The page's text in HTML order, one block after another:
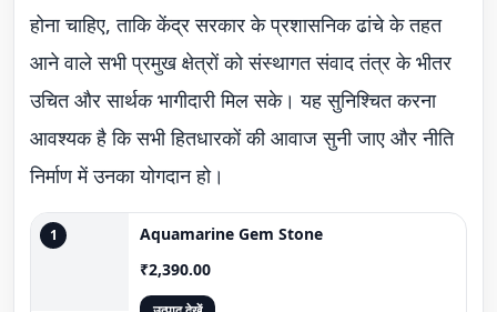
होना चाहिए, ताकि केंद्र सरकार के प्रशासनिक ढांचे के तहत
आने वाले सभी प्रमुख क्षेत्रों को संस्थागत संवाद तंत्र के भीतर
उचित और सार्थक भागीदारी मिल सके। यह सुनिश्चित करना
आवश्यक है कि सभी हितधारकों की आवाज सुनी जाए और नीति
निर्माण में उनका योगदान हो।
1
Aquamarine Gem Stone
₹2,390.00